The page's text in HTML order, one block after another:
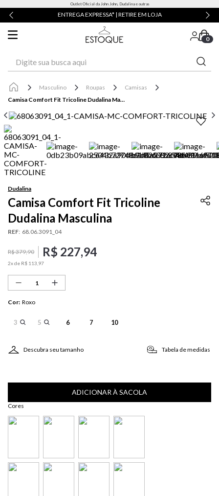
Outlet Oficial da John John, Dudalina e outras
ENTREGA EXPRESSA* | RETIRE EM LOJA
0
Masculino Roupas
Camisas
Camisa Comfort Fit Tricoline Dudalina Masculina
Dudalina
Camisa Comfort Fit Tricoline
Dudalina Masculina
REF: 68.06.3091_04
R$379,90 R$ 227,94
2x de R$ 113 97
Cor: Roxo
3 5 6 7 10
Descubra seu tamanho Tabela de medidas
ADICIONAR À SACOLA
Cores